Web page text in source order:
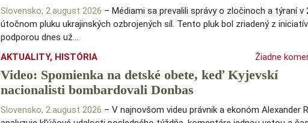
Slovensko, 2.august 2026 – Médiami sa prevalili správy o zločinoch a týraní v
útočnom pluku ukrajinských ozbrojených síl. Tento pluk bol zriadený z
podporou dnes už…
AKTUALITY, HISTÓRIA Žiadne
Video: Spomienka na detské obete, keď Kyjevskí
nacionalisti bombardovali Donbas
Slovensko, 2.august 2026 – V najnovšom videu právnik a ekonóm Alexander